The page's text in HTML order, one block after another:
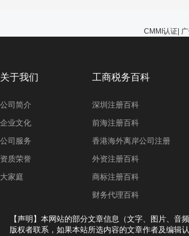
CMMI认证|
关于我们
公司简介
企业文化
公司服务
资质荣誉
大家庭
工商税务百科
深圳注册百科
前海注册百科
香港海外离岸公司注册
外资注册百科
商标注册百科
财务代理百科
【声明】本网站的部分文章信息（文字、图片、
版权者联系，如果本站所选内容的文章作者及编辑